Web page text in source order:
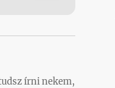
írni nekem,